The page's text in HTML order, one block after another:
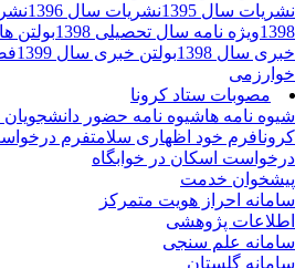
سال 1395
نشریات سال 1396
ویژه نامه سال تحصیلی 1398 بولتن
سال 1398
بولتن خبری سال 1399
مصوبات ستاد کرونا
نامه هاشیوه نامه حضور دانشجویان
فرم خود اظهاری سلامتفرم درخواست
اسکان در خوابگاه
خدمت
احراز هویت متمرکز
پژوهشی
علم سنجی
گلستان